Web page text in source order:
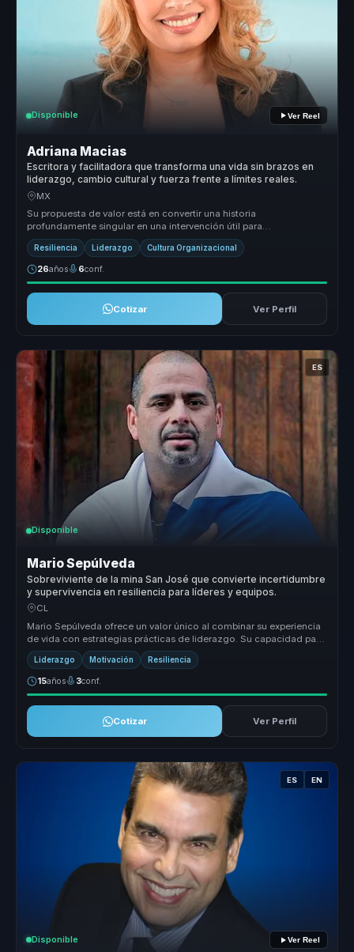
Disponible Ver Reel
Adriana Macias
Escritora y facilitadora que transforma una vida sin brazos en
liderazgo, cambio cultural y fuerza frente a límites reales.
MX
Su propuesta de valor está en convertir una historia
profundamente singular en una intervención útil para
organizaciones. Adriana traduce...
Resiliencia Liderazgo Cultura Organizacional
26años 6conf.
Cotizar Ver Perfil
ES
Disponible
Mario Sepúlveda
Sobreviviente de la mina San José que convierte incertidumbre
y supervivencia en resiliencia para líderes y equipos.
CL
Mario Sepúlveda ofrece un valor único al combinar su experiencia
de vida con estrategias prácticas de liderazgo. Su capacidad para
transf...
Liderazgo Motivación Resiliencia
15años 3conf.
Cotizar Ver Perfil
ES EN
Disponible Ver Reel